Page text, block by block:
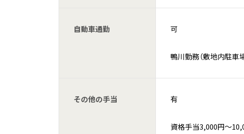
自動車通勤 可
鴨川勤務（敷地内駐車
その他の手当 有
資格手当3,000円～